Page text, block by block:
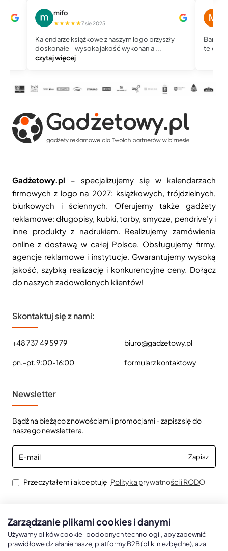
mifo
★★★★★7 sie 2025
Kalendarze książkowe z naszym logo przyszły
doskonałe – wysoka jakość wykonania ...
czytaj więcej
Bardzo
Gadżetowy.pl – specjalizujemy się w kalendarzach
firmowych z logo na 2027: książkowych, trójdzielnych,
biurkowych i ściennych. Oferujemy także gadżety
reklamowe: długopisy, kubki, torby, smycze, pendrive’y i
inne produkty z nadrukiem. Realizujemy zamówienia
online z dostawą w całej Polsce. Obsługujemy firmy,
agencje reklamowe i instytucje. Gwarantujemy wysoką
jakość, szybką realizację i konkurencyjne ceny. Dołącz
do naszych zadowolonych klientów!
Skontaktuj się z nami:
+48 737 49 59 79
pn.-pt. 9:00-16:00
biuro@gadzetowy.pl
formularz kontaktowy
Newsletter
Bądź na bieżąco z nowościami i promocjami - zapisz się do
naszego newslettera.
E-
mail
Zapisz
Przeczytałem i akceptuję Polityka prywatności i RODO
Kalendarze Ścienne
Zarządzanie plikami cookies i danymi
Używamy plików cookie i podobnych technologii, aby zapewnić
prawidłowe działanie naszej platformy B2B (pliki niezbędne), a za